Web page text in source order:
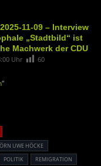
11-09 – Interview
„Stadtbild“ ist
Machwerk der CDU
Uhr 60
“
UWE HÖCKE
POLITIK
REMIGRATION